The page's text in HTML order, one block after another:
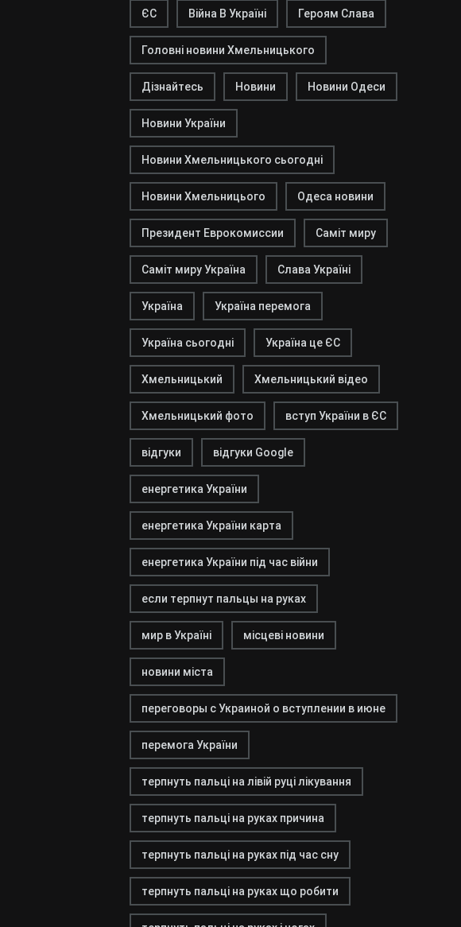
ЄС Війна В Україні Героям Слава
Головні новини Хмельницького
Дізнайтесь Новини Новини Одеси
Новини України
Новини Хмельницького сьогодні
Новини Хмельницього Одеса новини
Президент Еврокомиссии Саміт миру
Саміт миру Україна Слава Україні
Україна Україна перемога
Україна сьогодні Україна це ЄС
Хмельницький Хмельницький відео
Хмельницький фото вступ України в ЄС
відгуки відгуки Google
енергетика України
енергетика України карта
енергетика України під час війни
если терпнут пальцы на руках
мир в Україні місцеві новини
новини міста
переговоры с Украиной о вступлении в июне
перемога України
терпнуть пальці на лівій руці лікування
терпнуть пальці на руках причина
терпнуть пальці на руках під час сну
терпнуть пальці на руках що робити